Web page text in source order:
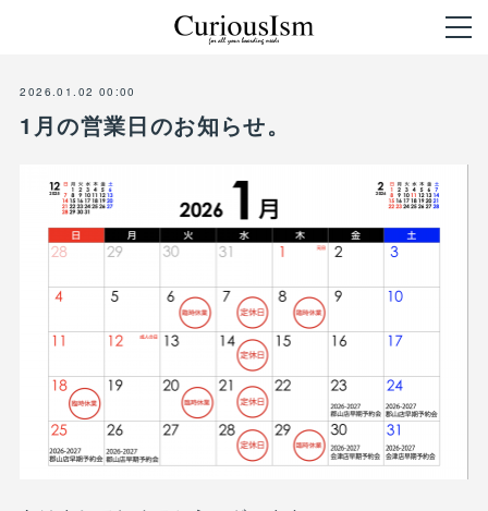
2026.01.02 00:00
1月の営業日のお知らせ。